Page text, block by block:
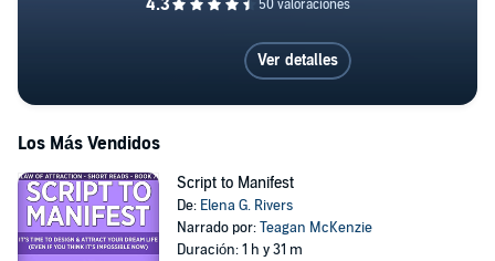
Money Mindset
Ver detalles
Los Más Vendidos
Script to Manifest
De: Elena G. Rivers
Narrado por:Teagan McKenzie
Duración: 1 h y 31 m